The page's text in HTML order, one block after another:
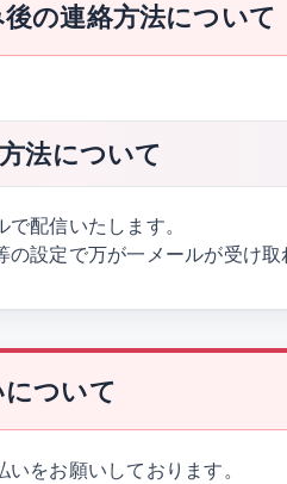
の連絡方法について
法について
配信いたします。
の設定で万が一メールが受け
ついて
いをお願いしております。